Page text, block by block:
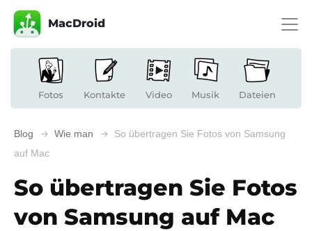
MacDroid
Fotos Kontakte Video Musik Dateien
Blog Wie man
So übertragen Sie Fotos von Samsung
auf Mac
So übertragen Sie Fotos
von Samsung auf Mac